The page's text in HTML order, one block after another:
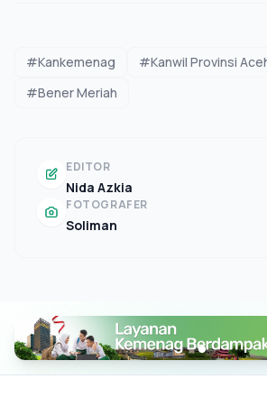
#Kankemenag
#Kanwil Provinsi
#Bener Meriah
EDITOR
Nida Azkia
FOTOGRAFER
Soliman